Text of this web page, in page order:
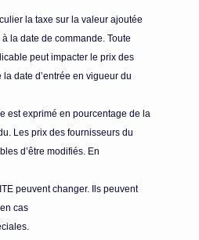
la taxe sur la valeur ajoutée
la date de commande. Toute
peut impacter le prix des
la date d’entrée en vigueur du
est exprimé en pourcentage de la
Les prix des fournisseurs du
d’être modifiés. En
peuvent changer. Ils peuvent
cas